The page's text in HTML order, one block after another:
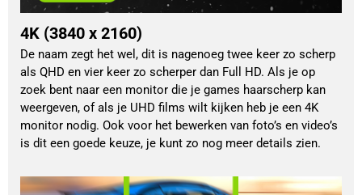
4K (3840 x 2160)
De naam zegt het wel, dit is nagenoeg twee keer zo scherp
als QHD en vier keer zo scherper dan Full HD. Als je op
zoek bent naar een monitor die je games haarscherp kan
weergeven, of als je UHD films wilt kijken heb je een 4K
monitor nodig. Ook voor het bewerken van foto’s en video’s
is dit een goede keuze, je kunt zo nog meer details zien.